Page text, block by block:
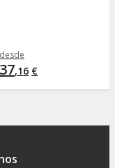
desde
37,16 €